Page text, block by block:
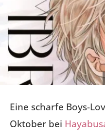
Eine scharfe Boys-
Oktober bei